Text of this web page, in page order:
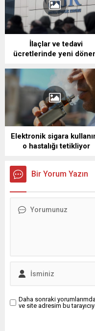
İlaçlar ve tedavi
ücretlerinde yeni
Elektronik sigara
o hastalığı tetikliyor
Bir Yorum Yazın
Daha sonraki
ve site adresim bu